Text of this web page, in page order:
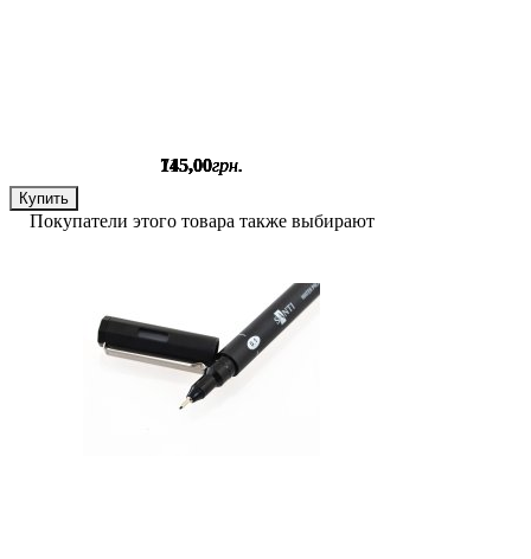
715,00грн.
Купить
145,00грн.
Купить
145,00грн.
Купить
145,00грн.
Купить
Покупатели этого товара также выбирают